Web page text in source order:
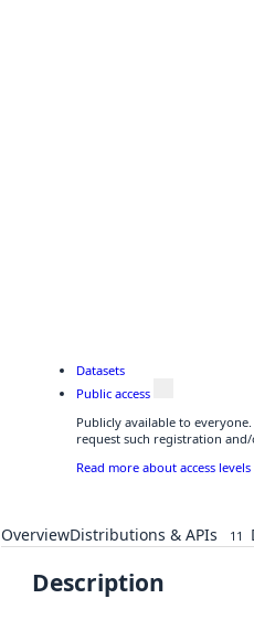
Datasets
Public access
Publicly available to
request such registration and/
Read more about access
OverviewDistributions & APIs 11
Description